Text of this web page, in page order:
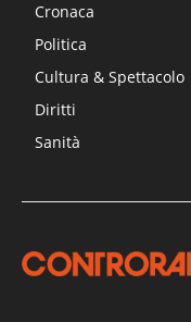
Cronaca
Politica
Cultura & Spettacolo
Diritti
Sanità